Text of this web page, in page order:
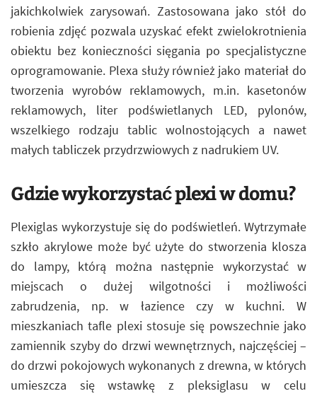
jakichkolwiek zarysowań. Zastosowana jako stół do
robienia zdjęć pozwala uzyskać efekt zwielokrotnienia
obiektu bez konieczności sięgania po specjalistyczne
oprogramowanie. Plexa służy również jako materiał do
tworzenia wyrobów reklamowych, m.in. kasetonów
reklamowych, liter podświetlanych LED, pylonów,
wszelkiego rodzaju tablic wolnostojących a nawet
małych tabliczek przydrzwiowych z nadrukiem UV.
Gdzie wykorzystać plexi w domu?
Plexiglas wykorzystuje się do podświetleń. Wytrzymałe
szkło akrylowe może być użyte do stworzenia klosza
do lampy, którą można następnie wykorzystać w
miejscach o dużej wilgotności i możliwości
zabrudzenia, np. w łazience czy w kuchni. W
mieszkaniach tafle plexi stosuje się powszechnie jako
zamiennik szyby do drzwi wewnętrznych, najczęściej –
do drzwi pokojowych wykonanych z drewna, w których
umieszcza się wstawkę z pleksiglasu w celu